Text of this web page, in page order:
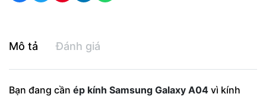
Mô tả Đánh giá
Bạn đang cần ép kính Samsung Galaxy A04 vì kính